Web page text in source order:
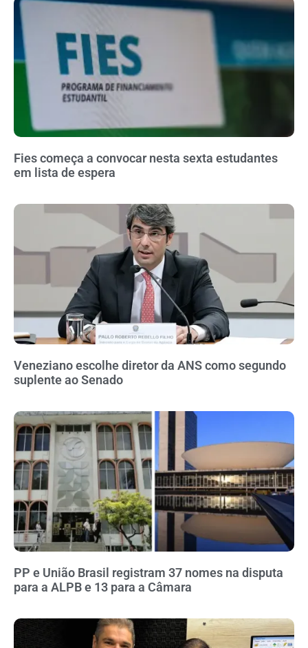
Fies começa a convocar nesta sexta estudantes
em lista de espera
Veneziano escolhe diretor da ANS como segundo
suplente ao Senado
PP e União Brasil registram 37 nomes na disputa
para a ALPB e 13 para a Câmara